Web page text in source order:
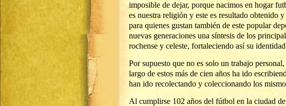
imposible de dejar, porque nacimos en hogar
es nuestra religión y este es resultado obtenido
para quienes gustan también de este popular
nuevas generaciones una síntesis de los
rochense y celeste, fortaleciendo así su
Por supuesto que no es solo un trabajo
largo de estos más de cien años ha ido
han ido recolectando y coleccionando los
Al cumplirse 102 años del fútbol en la ciudad